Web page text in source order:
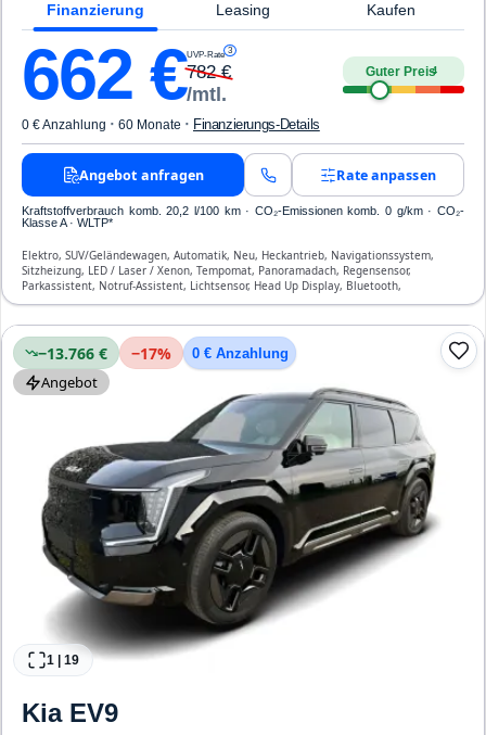
Finanzierung Leasing Kaufen
662 €UVP-Rate 3
782€
/mtl.
Guter Preis4
0 € Anzahlung · 60 Monate · Finanzierungs-Details
Angebot anfragen Rate anpassen
Kraftstoffverbrauch komb. 20,2 l/100 km · CO₂-Emissionen komb. 0 g/km · CO₂-
Klasse A · WLTP*
Elektro, SUV/Geländewagen, Automatik, Neu, Heckantrieb, Navigationssystem,
Sitzheizung, LED / Laser / Xenon, Tempomat, Panoramadach, Regensensor,
Parkassistent, Notruf-Assistent, Lichtsensor, Head Up Display, Bluetooth,
Verkehrszeichen-Erkennung, ESP, ABS, Klimatisierung, Front-, Seiten- und weitere
−13.766 € −17% 0 € Anzahlung
Angebot
1 19
Kia EV9